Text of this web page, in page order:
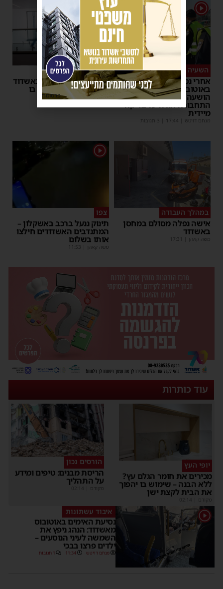
1
השעיה מיידית
אחרי נסיעת האימים
באוטובוס מאשדוד: הנהג
הושעה מתפקידו – משרד
התחבורה הורה על בדיקה
מיידית
מנחם דויטש 17:44
ליבו שב לפעום
אדם התמוטט בביתו באשדוד
– כוחות ההצלה ביצעו בו
פעולות החייאה
במהלך העבודה
אישה נפלה מסולם במחסן
באשדוד
משה קאהן 17:31
1
צפו
תינוק ננעל ברכב באשקלון –
המתנדבים האשדודים חילצו
אותו בשלום
משה קאהן 11:53
עוד כותרות
יופי העץ
מכירים את חומר הגלם עץ?
ללא הבנה – שימוש בו יהפוך
את הבית לקצת ישן
מקודם
הורסים נכון
הריסת מבנים: טיפים ומידע
על התהליך
מקודם
1 איבוד עשתונות
נסיעת האימים באוטובוס
מאשדוד: הנהג ניפץ את
השמשה לעיני הנוסעים –
ילדים פרצו בבכי
מנחם דויטש 11:34 1 תגובות
פרסומת